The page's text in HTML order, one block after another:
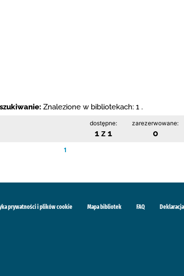
Znalezione w bibliotekach: 1 .
dostępne:
1 z 1
zarezerwowane:
0
1
prywatności i plików cookie Mapa bibliotek FAQ